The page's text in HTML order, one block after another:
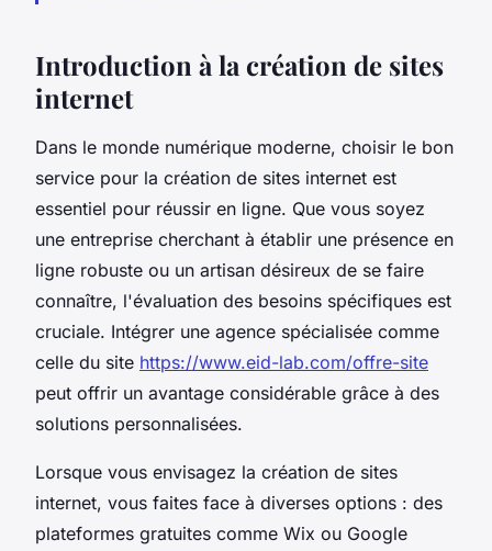
Introduction à la création de sites
internet
Dans le monde numérique moderne, choisir le bon
service pour la création de sites internet est
essentiel pour réussir en ligne. Que vous soyez
une entreprise cherchant à établir une présence en
ligne robuste ou un artisan désireux de se faire
connaître, l'évaluation des besoins spécifiques est
cruciale. Intégrer une agence spécialisée comme
celle du site https://www.eid-lab.com/offre-site
peut offrir un avantage considérable grâce à des
solutions personnalisées.
Lorsque vous envisagez la création de sites
internet, vous faites face à diverses options : des
plateformes gratuites comme Wix ou Google